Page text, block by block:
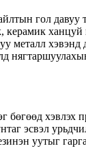
гол давуу
металл
хэвлэх
эсвэл
уутыг